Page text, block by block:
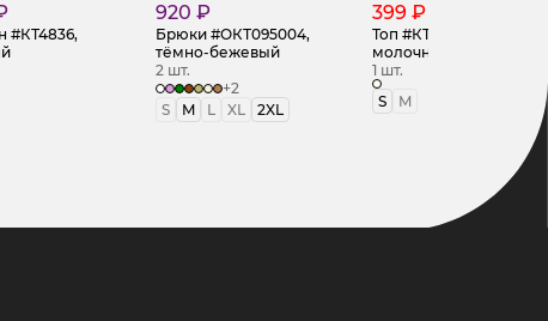
#КТ4836,
920 ₽
Брюки #ОКТ095004,
тёмно-бежевый
2 шт.
+2
S
M L XL 2XL
399 ₽
Топ #КТ6003 (1),
молочный
1 шт.
S
M